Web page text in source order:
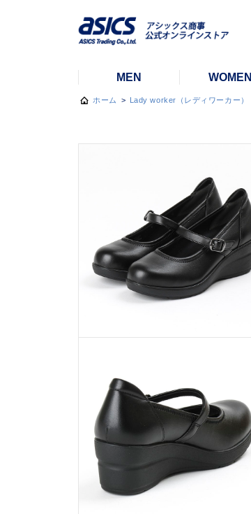
MEN WOMEN
ホーム > Lady worker（レディワーカー）